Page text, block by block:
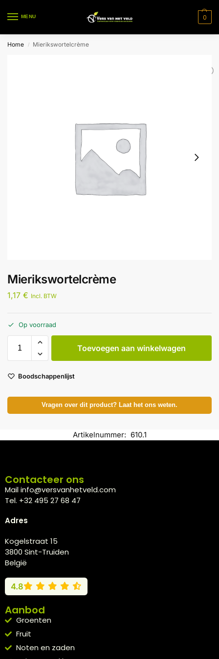
MENU 0
Home / Mierikswortelcrème
Mierikswortelcrème
1,17 € Incl. BTW
Op voorraad
Toevoegen aan winkelwagen
Boodschappenlijst
Vragen over dit product? Laat het ons weten.
Artikelnummer: 610.1
Contacteer ons
Mail info@versvanhetveld.com
Tel. +32 495 27 68 47
Adres
Kogelstraat 15
3800 Sint-Truiden
België
4.8
Aanbod
Groenten
Fruit
Noten en zaden